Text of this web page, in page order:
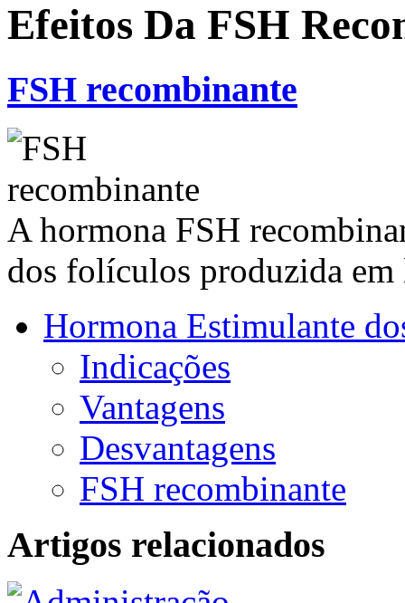
Efeitos Da FSH
FSH recombinante
A hormona FSH
dos folículos produzida
Hormona Estimulante
Indicações
Vantagens
Desvantagens
FSH recombinante
Artigos relacionados